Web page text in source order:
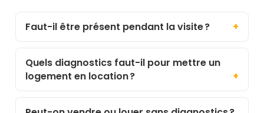
Faut-il être présent pendant la visite ?
Quels diagnostics faut-il pour mettre un
logement en location ?